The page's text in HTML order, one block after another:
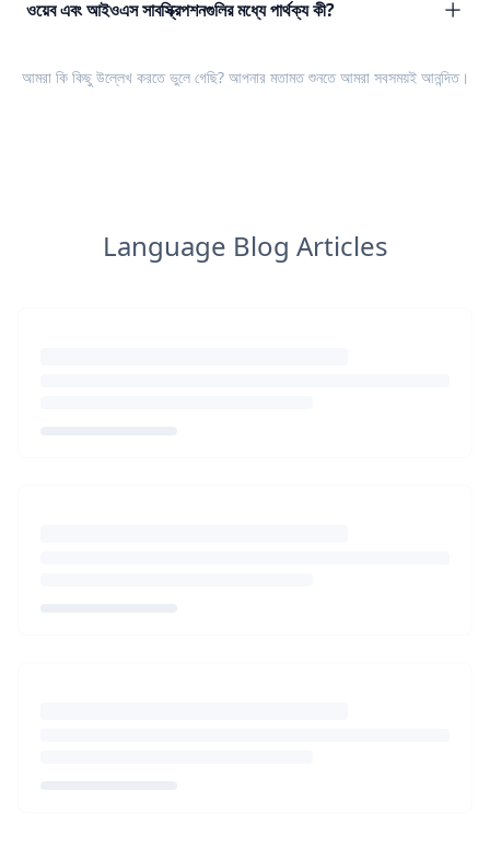
ওয়েব এবং আইওএস সাবস্ক্রিপশনগুলির মধ্যে পার্থক্য কী?
আমরা কি কিছু উল্লেখ করতে ভুলে গেছি? আপনার মতামতশুনতে আমরা সবসময়ই আনন্দিত।
Language Blog Articles